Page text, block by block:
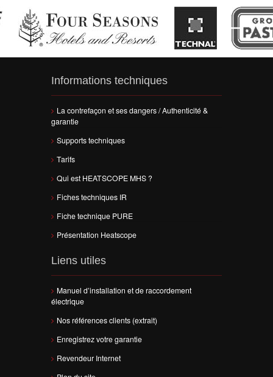
Informations techniques
La contrefaçon et ses dangers / Authenticité &
garantie
Supports techniques
Tarifs
Qui est HEATSCOPE MHS ?
Fiches techniques IR
Fiche technique PURE
Présentation Heatscope
Liens utiles
Manuel d’installation et de raccordement
électrique
Nos références clients (extrait)
Enregistrez votre garantie
Revendeur Internet